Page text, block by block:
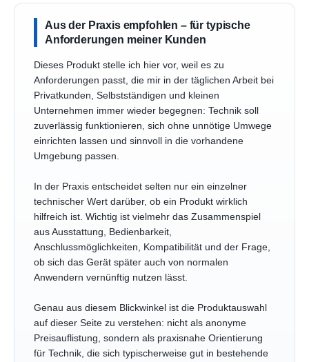
Aus der Praxis empfohlen – für typische
Anforderungen meiner Kunden
Dieses Produkt stelle ich hier vor, weil es zu
Anforderungen passt, die mir in der täglichen Arbeit bei
Privatkunden, Selbstständigen und kleinen
Unternehmen immer wieder begegnen: Technik soll
zuverlässig funktionieren, sich ohne unnötige Umwege
einrichten lassen und sinnvoll in die vorhandene
Umgebung passen.
In der Praxis entscheidet selten nur ein einzelner
technischer Wert darüber, ob ein Produkt wirklich
hilfreich ist. Wichtig ist vielmehr das Zusammenspiel
aus Ausstattung, Bedienbarkeit,
Anschlussmöglichkeiten, Kompatibilität und der Frage,
ob sich das Gerät später auch von normalen
Anwendern vernünftig nutzen lässt.
Genau aus diesem Blickwinkel ist die Produktauswahl
auf dieser Seite zu verstehen: nicht als anonyme
Preisauflistung, sondern als praxisnahe Orientierung
für Technik, die sich typischerweise gut in bestehende